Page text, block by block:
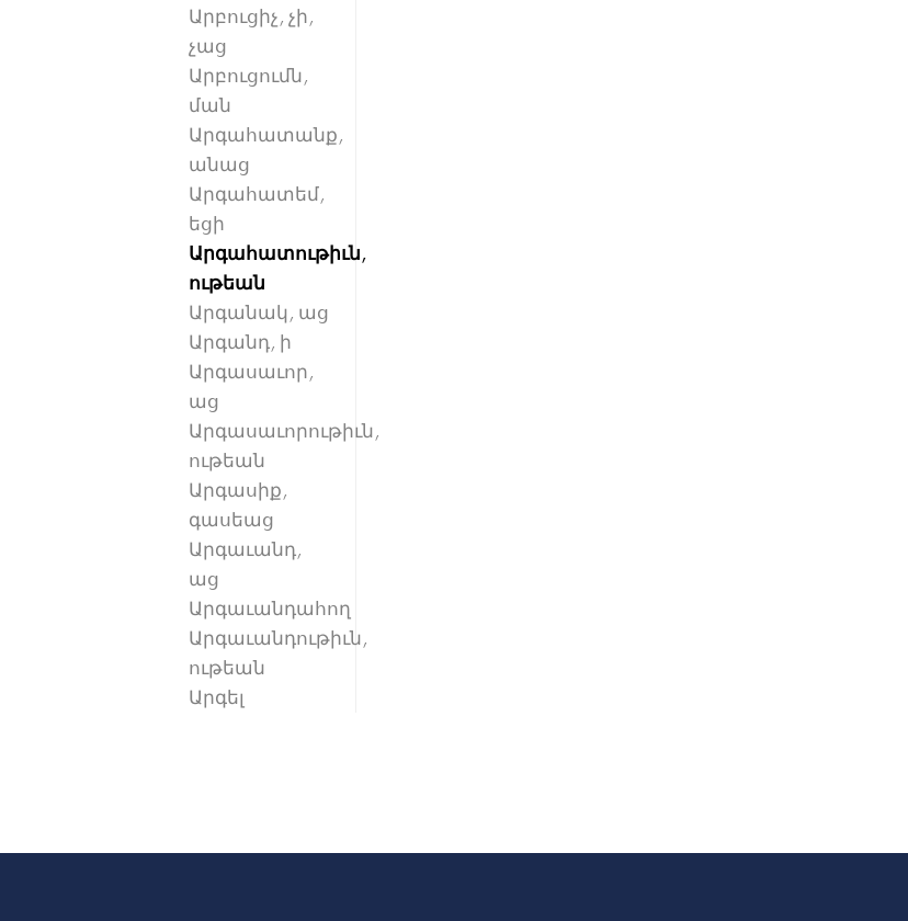
Արբուցիչ, չի,
չաց
Արբուցումն,
ման
Արգահատանք,
անաց
Արգահատեմ,
եցի
Արգահատութիւն,
ութեան
Արգանակ, աց
Արգանդ, ի
Արգասաւոր,
աց
Արգասաւորութիւն,
ութեան
Արգասիք,
գասեաց
Արգաւանդ,
աց
Արգաւանդահող
Արգաւանդութիւն,
ութեան
Արգել